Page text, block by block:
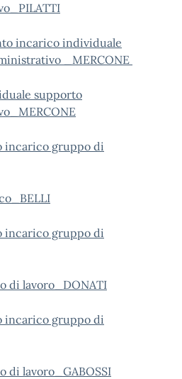
incarico individuale
_MERCONE
supporto
incarico gruppo di
incarico gruppo di
di lavoro_DONATI
incarico gruppo di
di lavoro_GABOSSI